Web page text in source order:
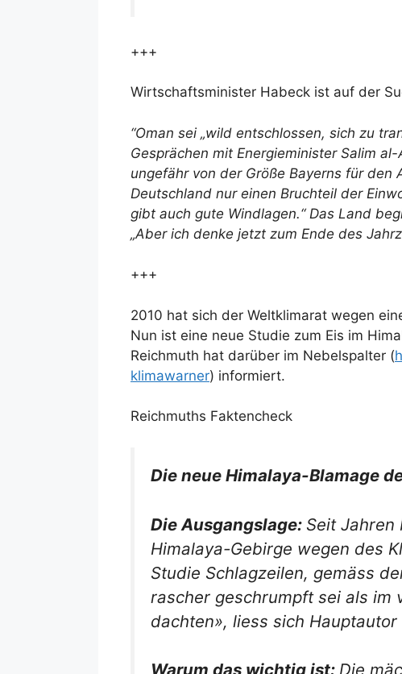
+++
Wirtschaftsminister Habeck ist auf der
“Oman sei „wild entschlossen, sich zu
Gesprächen mit Energieminister Salim
ungefähr von der Größe Bayerns für
Deutschland nur einen Bruchteil der
gibt auch gute Windlagen.“ Das Land
„Aber ich denke jetzt zum Ende des
+++
2010 hat sich der Weltklimarat wegen
Nun ist eine neue Studie zum Eis im
Reichmuth hat darüber im Nebelspalter (
klimawarner) informiert.
Reichmuths Faktencheck
Die neue Himalaya-Blamage
Die Ausgangslage: Seit Jahren
Himalaya-Gebirge wegen des
Studie Schlagzeilen, gemäss
rascher geschrumpft sei als im
dachten», liess sich
Warum das wichtig ist: Die